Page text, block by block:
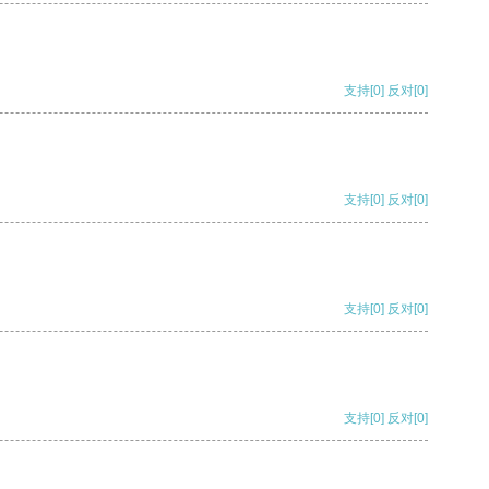
支持[0] 反对[0]
支持[0] 反对[0]
支持[0] 反对[0]
支持[0] 反对[0]